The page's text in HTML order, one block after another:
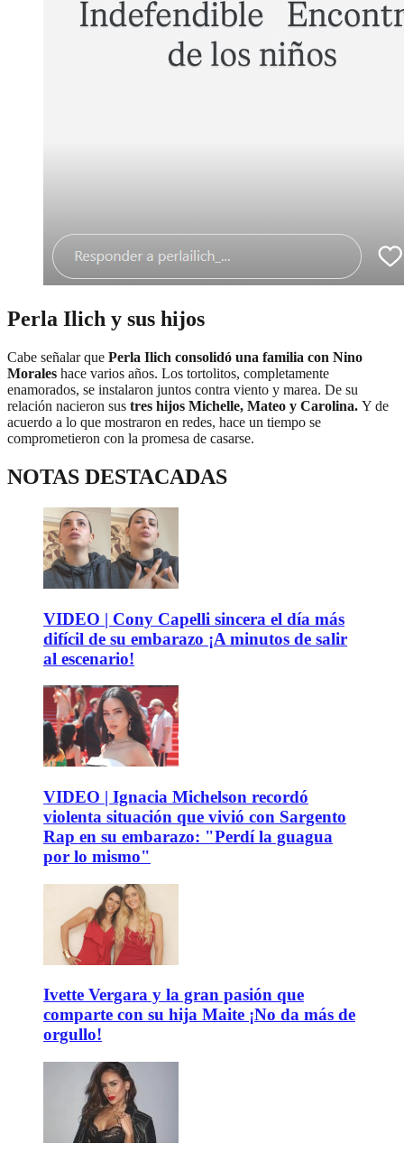
Perla Ilich y sus hijos
Cabe señalar que Perla Ilich consolidó una familia con Nino
Morales hace varios años. Los tortolitos, completamente
enamorados, se instalaron juntos contra viento y marea. De su
relación nacieron sus tres hijos Michelle, Mateo y Carolina. Y de
acuerdo a lo que mostraron en redes, hace un tiempo se
comprometieron con la promesa de casarse.
NOTAS DESTACADAS
VIDEO | Cony Capelli sincera el día más
difícil de su embarazo ¡A minutos de salir
al escenario!
VIDEO | Ignacia Michelson recordó
violenta situación que vivió con Sargento
Rap en su embarazo: "Perdí la guagua
por lo mismo"
Ivette Vergara y la gran pasión que
comparte con su hija Maite ¡No da más de
orgullo!